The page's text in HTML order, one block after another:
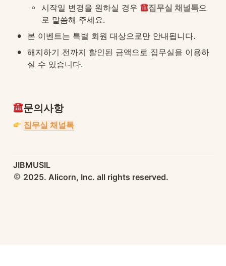
◦ 시작일 변경을 원하실 경우 집무실 채널톡으
로 말씀해 주세요.
• 본 이벤트는 특별 회원 대상으로만 안내됩니다.
• 해지하기 전까지 할인된 금액으로 집무실을 이용하
실 수 있습니다.
문의사항
집무실 채널톡
2025. Alicorn, Inc. all rights reserved.